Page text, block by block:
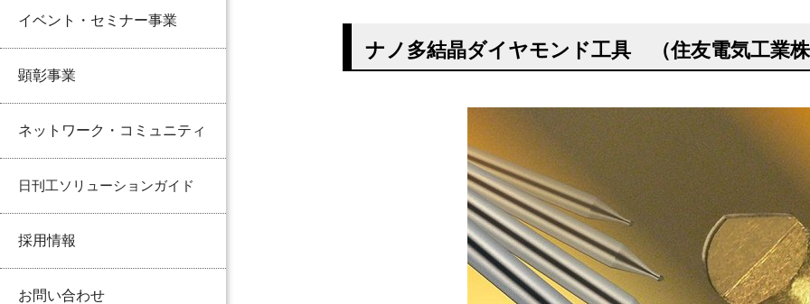
イベント・セミナー事業
顕彰事業
ネットワーク・コミュニティ
日刊工ソリューションガイド
採用情報
お問い合わせ
ナノ多結晶ダイヤモンド工具 （住友電気工業